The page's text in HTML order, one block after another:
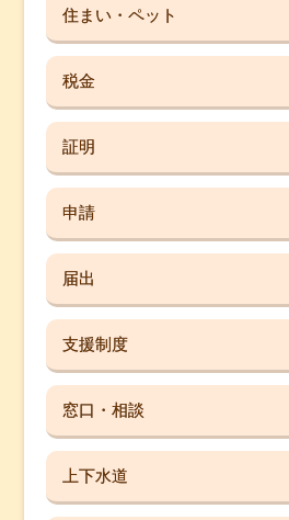
住まい・ペット
税金
証明
申請
届出
支援制度
窓口・相談
上下水道